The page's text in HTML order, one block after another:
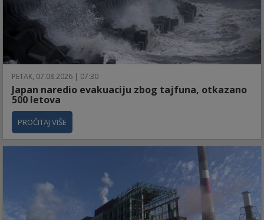
PETAK, 07.08.2026 | 07:30
Japan naredio evakuaciju zbog tajfuna, otkazano
500 letova
PROČITAJ VIŠE